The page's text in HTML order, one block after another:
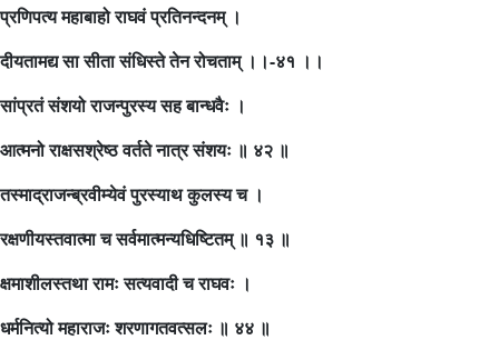
प्रणिपत्य महाबाहो राघवं प्रतिनन्दनम् ।
दीयतामद्य सा सीता संधिस्ते तेन रोचताम् ।।-४१ ।।
सांप्रतं संशयो राजन्पुरस्य सह बान्धवैः ।
आत्मनो राक्षसश्रेष्ठ वर्तते नात्र संशयः ॥ ४२ ॥
तस्माद्राजन्ब्रवीम्येवं पुरस्याथ कुलस्य च ।
रक्षणीयस्तवात्मा च सर्वमात्मन्यधिष्टितम् ॥ १३ ॥
क्षमाशीलस्तथा रामः सत्यवादी च राघवः ।
धर्मनित्यो महाराजः शरणागतवत्सलः ॥ ४४ ॥